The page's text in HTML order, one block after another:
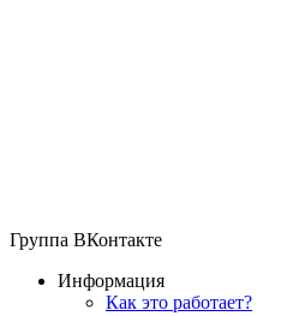
Группа ВКонтакте
Информация
Как это работает?